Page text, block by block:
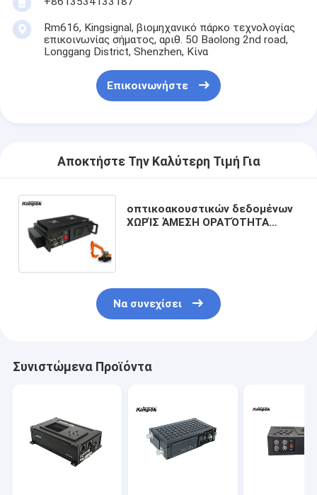
Rm616, Kingsignal, βιομηχανικό πάρκο τεχνολογίας
επικοινωνίας σήματος, αριθ. 50 Baolong 2nd road,
Longgang District, Shenzhen, Κίνα
Επικοινωνήστε
Αποκτήστε Την Καλύτερη Τιμή Για
οπτικοακουστικών δεδομένων
ΧΩΡΊΣ ΆΜΕΣΗ ΟΡΑΤΌΤΗΤΑ
Να συνεχίσει
Συνιστώμενα Προϊόντα